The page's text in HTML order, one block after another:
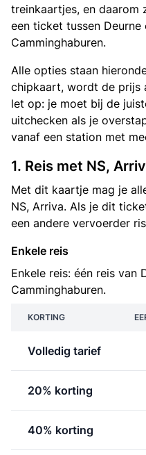
treinkaartjes, en daarom
een ticket tussen Deurne
Camminghaburen.
Alle opties staan
chipkaart, wordt de prijs
let op: je moet bij de
uitchecken als je
vanaf een station met
1. Reis met NS,
Met dit kaartje mag je
NS, Arriva. Als je dit
een andere vervoerder
Enkele reis
Enkele reis: één reis van
Camminghaburen.
KORTING
Volledig tarief
20% korting
40% korting